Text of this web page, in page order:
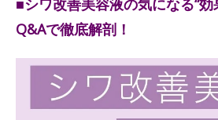
■シワ改善美容液の気になる“効
Q&Aで徹底解剖！